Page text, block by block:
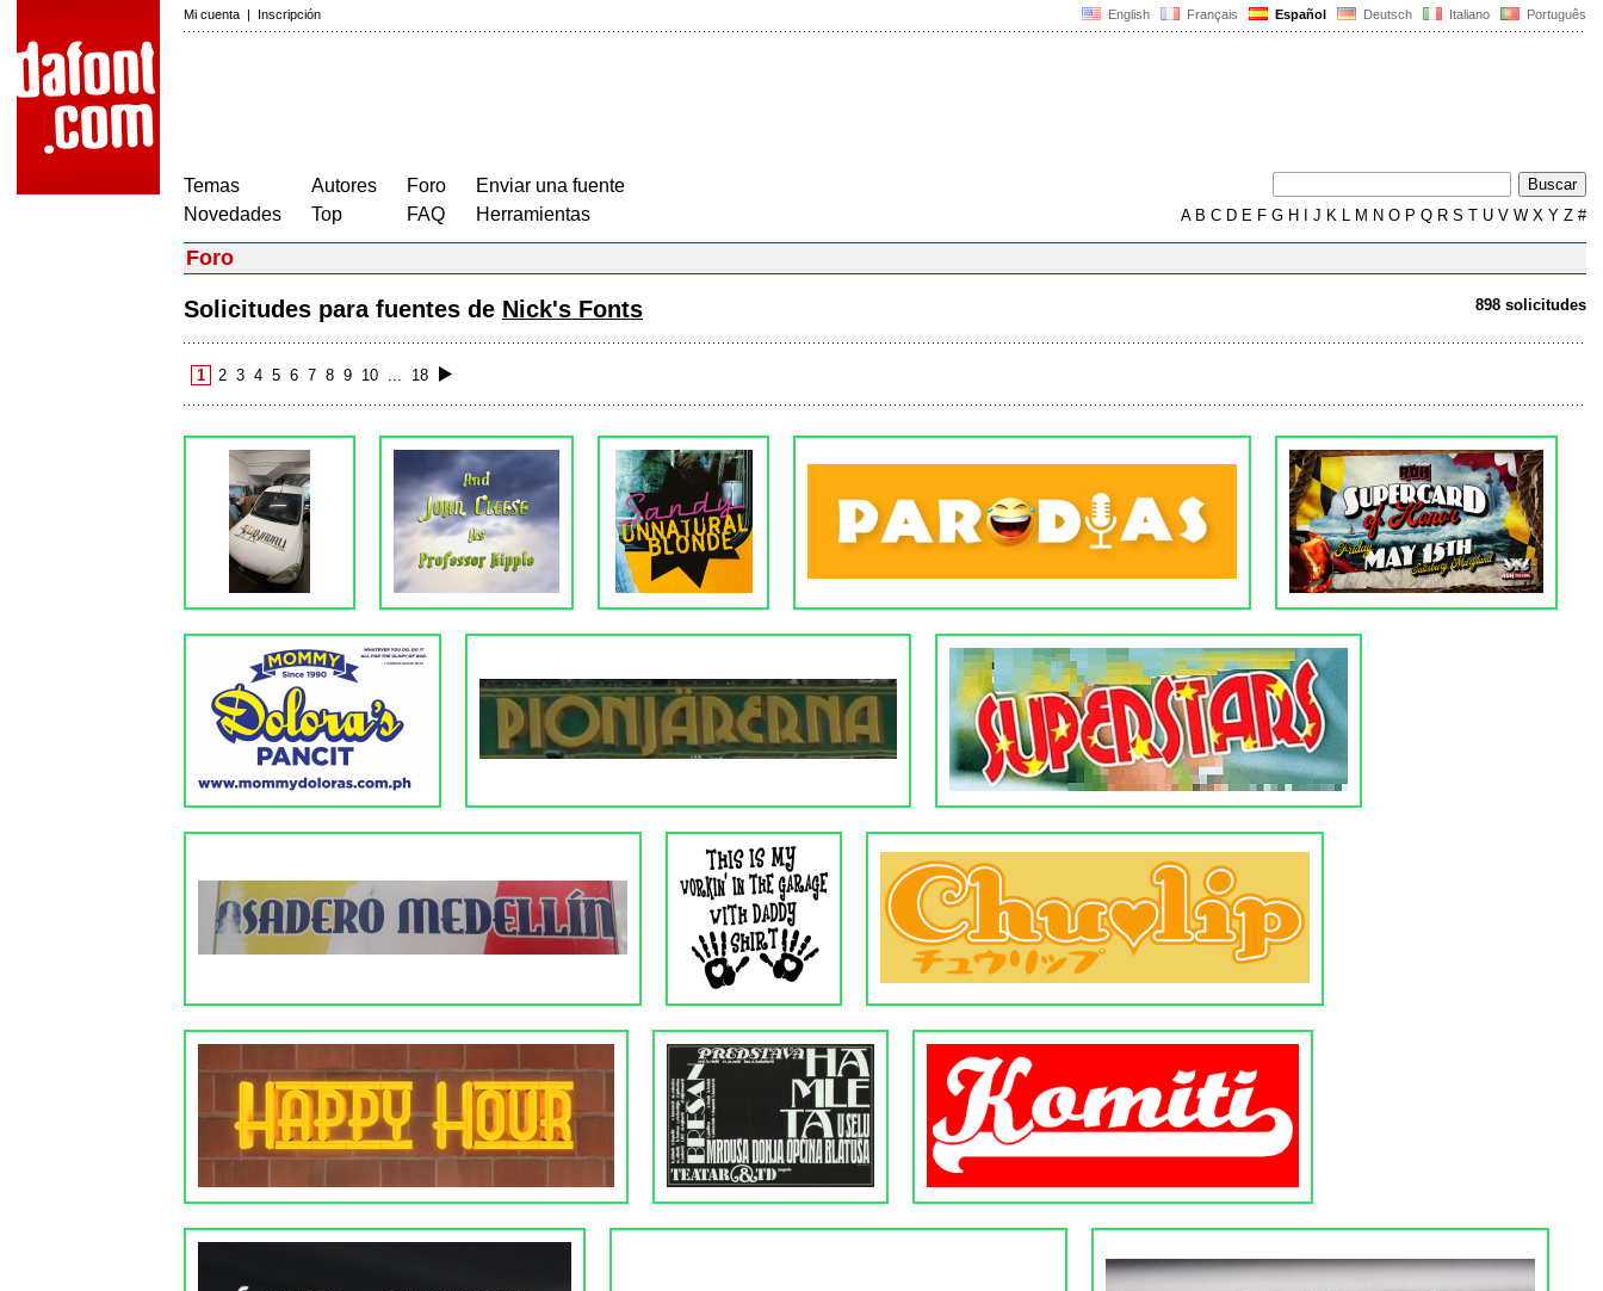
English Français Español Deutsch Italiano Português
Mi cuenta | Inscripción
Temas
Novedades
Autores
Top
Foro
FAQ
Enviar una fuente
Herramientas
AB C D E F G H J K L M N O P Q R S T U V W X Y Z #
Foro
898 solicitudes
Solicitudes para fuentes de Nick's Fonts
1 2 3 4 5 6 7 8 9 10 ... 18